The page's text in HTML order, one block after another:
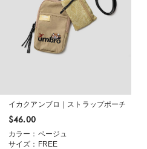
イカクアンブロ｜ストラップポーチ
$‌46.00
カラー：ベージュ
サイズ：FREE